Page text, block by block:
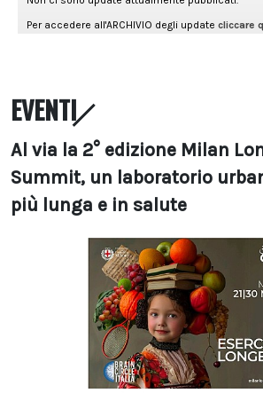
EVENTI
Al via la 2° edizione Milan
Summit, un laboratorio
più lunga e in salute